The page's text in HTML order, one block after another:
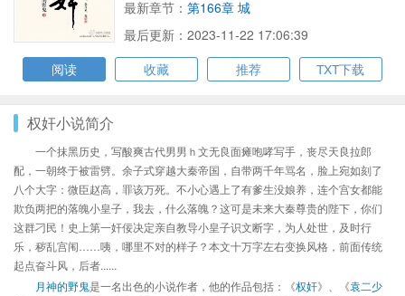
最新章节： 第166章 城
最后更新：2023-11-22 17:06:39
阅读
收藏 推荐 TXT下载
权奸小说简介
一个抹黑历史，写酸爽古代男男ｈ文无良面瘫咆哮写手，丧尽天良拉郎
配，一朝终于被雷劈。余子式穿越大秦帝国，自带两千年骂名，脸上宛如刻了
八个大字：微臣赵高，罪该万死。不小心遇上了有爹生没娘养，连个宫女都能
欺负两把的落魄小皇子，我去，什么落魄？这可是未来大秦尊贵的陛下，你们
这群刁民！史上第一奸佞决定亲自教导小皇子识文断字，为人处世，及时行
乐，秽乱宫闱……咦，哪里不对的样子？本文十万字左右变换风格，前面传统
起点奋斗风，后者......
月神的野鬼是一名出色的小说作者，他的作品包括：《权奸》、《袁二少